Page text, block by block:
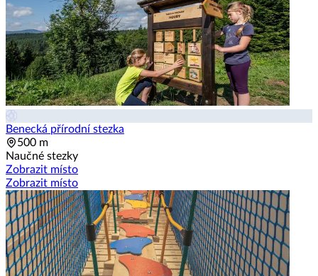
Benecká přírodní stezka
500 m
Naučné stezky
Zobrazit místo
Zobrazit místo